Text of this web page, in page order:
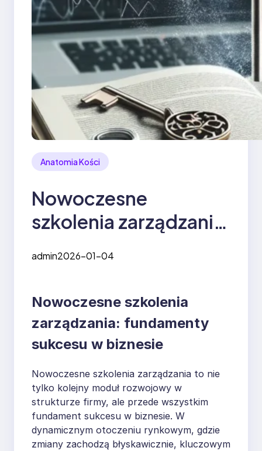
Anatomia Kości
Nowoczesne
szkolenia zarządzania
admin2026-01-04
Nowoczesne szkolenia
zarządzania: fundamenty
sukcesu w biznesie
Nowoczesne szkolenia zarządzania to nie
tylko kolejny moduł rozwojowy w
strukturze firmy, ale przede wszystkim
fundament sukcesu w biznesie. W
dynamicznym otoczeniu rynkowym, gdzie
zmiany zachodzą błyskawicznie, kluczowym